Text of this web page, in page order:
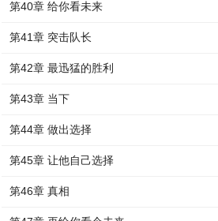
第40章 给你看未来
第41章 突击队长
第42章 最迅猛的胜利
第43章 当下
第44章 做出选择
第45章 让他自己选择
第46章 真相